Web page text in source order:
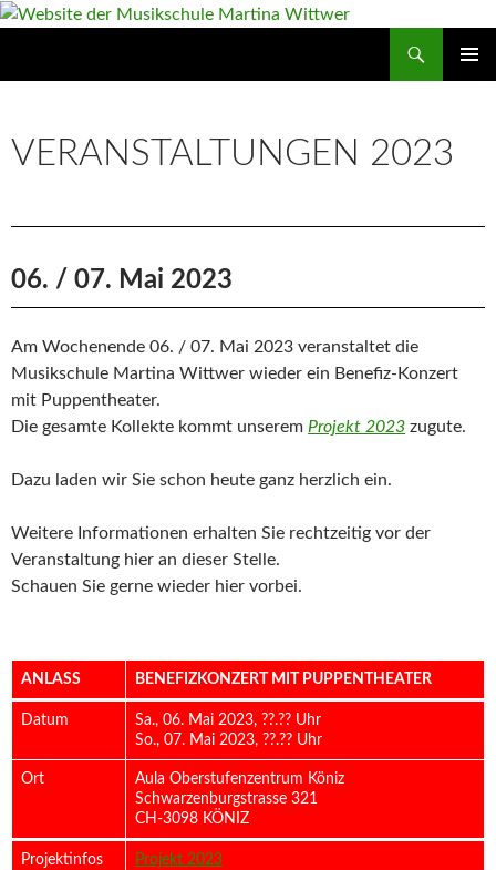
Zum
VERANSTALTUNGEN 2023
06. / 07. Mai 2023
Am Wochenende 06. / 07. Mai 2023 veranstaltet die
Musikschule Martina Wittwer wieder ein Benefiz-Konzert
mit Puppentheater.
Die gesamte Kollekte kommt unserem Projekt 2023 zugute.
Dazu laden wir Sie schon heute ganz herzlich ein.
Weitere Informationen erhalten Sie rechtzeitig vor der
Veranstaltung hier an dieser Stelle.
Schauen Sie gerne wieder hier vorbei.
ANLASS BENEFIZKONZERT MIT PUPPENTHEATER
Datum
Sa., 06. Mai 2023, ??.?? Uhr
So., 07. Mai 2023, ??.?? Uhr
Ort
Aula Oberstufenzentrum Köniz
Schwarzenburgstrasse 321
CH-3098 KÖNIZ
Projektinfos Projekt 2023